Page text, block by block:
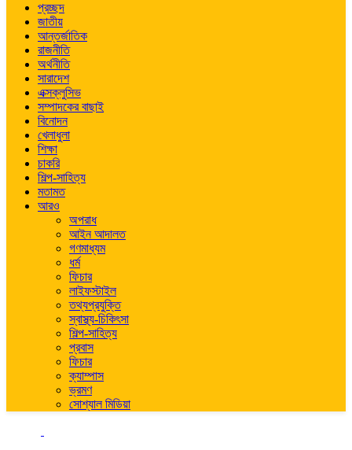
প্রচ্ছদ
জাতীয়
আন্তর্জাতিক
রাজনীতি
অর্থনীতি
সারাদেশ
এক্সক্লুসিভ
সম্পাদকের বাছাই
বিনোদন
খেলাধুলা
শিক্ষা
চাকরি
শিল্প-সাহিত্য
মতামত
আরও
অপরাধ
আইন আদালত
গণমাধ্যম
ধর্ম
ফিচার
লাইফস্টাইল
তথ্যপ্রযুক্তি
স্বাস্থ্য-চিকিৎসা
শিল্প-সাহিত্য
প্রবাস
ফিচার
ক্যাম্পাস
ভ্রমণ
সোশ্যাল মিডিয়া